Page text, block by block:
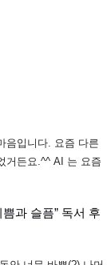
음입니다. 요즘 다른
거든요.^^ AI 는 요즘
과 슬픔” 독서 후